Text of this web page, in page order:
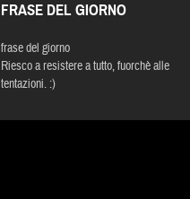
FRASE DEL GIORNO
frase del giorno
Riesco a resistere a tutto, fuorchè alle
tentazioni. :)